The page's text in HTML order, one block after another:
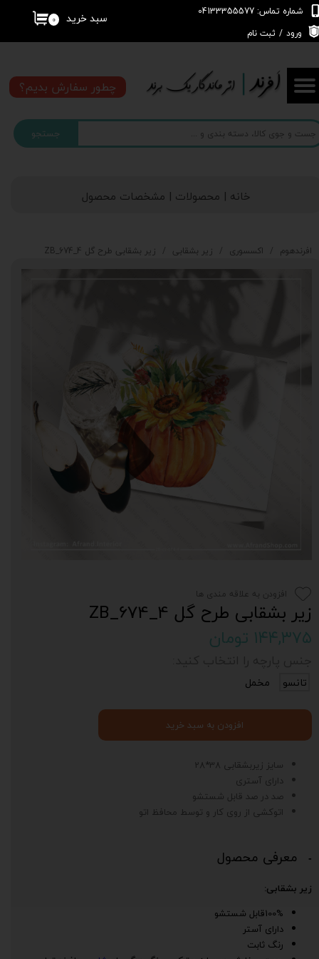
جستجو
شماره تماس: 04133355577
۰ سبد خرید
ورود / ثبت نام
حساب کاربری من
تغییر گذر واژه
سفارشات
خروج از حساب کاربری
چطور سفارش بدیم؟
خانه | محصولات | مشخصات محصول
افرندهوم اکسسوری زیر بشقابی زیر بشقابی طرح گل 4_674_ZB
زیر بشقابی طرح گل 4_674_ZB
۱۴۴,۳۷۵ تومان
سایز زیربشقابی 38*28
دارای آستری
صد در صد قابل شستشو
اتوکشی از روی کار و توسط محافظ اتو
تانسو مخمل
افزودن به سبد خرید
افزودن به علاقه مندی ها
معرفی محصول
زیر بشقابی:
100%قابل شستشو
دارای آستر
رنگ ثابت